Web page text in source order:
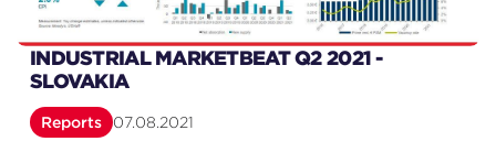
Reports 07.08.2021
INDUSTRIAL MARKETBEAT Q2 2021 -
SLOVAKIA